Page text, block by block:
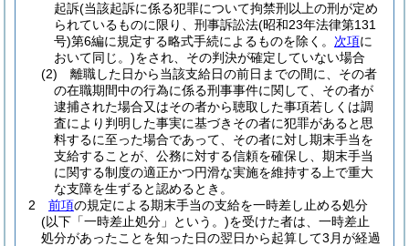
起訴(当該起訴に係る犯罪について拘禁刑以上の刑が定め
られているものに限り、刑事訴訟法(昭和23年法律第131
号)第6編に規定する略式手続によるものを除く。 次項に
おいて同じ。)をされ、その判決が確定していない場合
(2)
離職した日から当該支給日の前日までの間に、その者
の在職期間中の行為に係る刑事事件に関して、その者が
逮捕された場合又はその者から聴取した事項若しくは調
査により判明した事実に基づきその者に犯罪があると思
料するに至った場合であって、その者に対し期末手当を
支給することが、公務に対する信頼を確保し、期末手当
に関する制度の適正かつ円滑な実施を維持する上で重大
な支障を生ずると認めるとき。
2
前項の規定による期末手当の支給を一時差し止める処分
(以下「一時差止処分」という。)を受けた者は、一時差止
処分があったことを知った日の翌日から起算して3月が経過